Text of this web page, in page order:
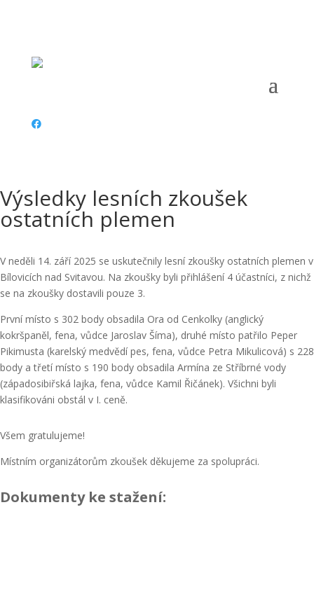
Výsledky lesních zkoušek
ostatních plemen
V neděli 14. září 2025 se uskutečnily lesní zkoušky ostatních plemen v
Bílovicích nad Svitavou. Na zkoušky byli přihlášení 4 účastníci, z nichž
se na zkoušky dostavili pouze 3.
První místo s 302 body obsadila Ora od Cenkolky (anglický
kokršpaněl, fena, vůdce Jaroslav Šíma), druhé místo patřilo Peper
Pikimusta (karelský medvědí pes, fena, vůdce Petra Mikulicová) s 228
body a třetí místo s 190 body obsadila Armína ze Stříbrné vody
(západosibiřská lajka, fena, vůdce Kamil Řičánek). Všichni byli
klasifikováni obstál v I. ceně.
Všem gratulujeme!
Místním organizátorům zkoušek děkujeme za spolupráci.
Dokumenty ke stažení: